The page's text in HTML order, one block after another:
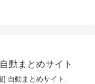
動まとめサイト
] 自動まとめサイト.